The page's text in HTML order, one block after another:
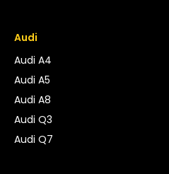
Audi
Audi A4
Audi A5
Audi A8
Audi Q3
Audi Q7